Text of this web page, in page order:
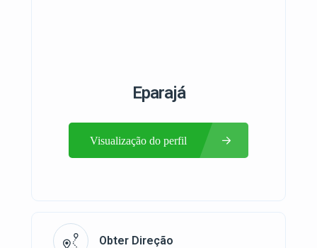
Eparajá
Visualização do perfil
Obter Direção